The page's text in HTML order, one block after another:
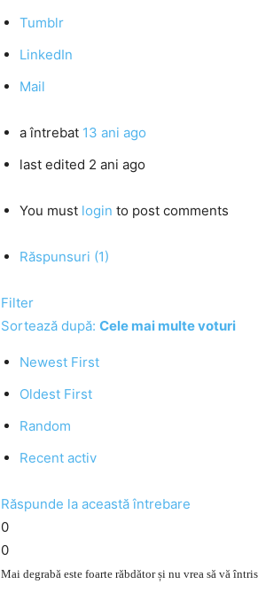
Tumblr
LinkedIn
Mail
a întrebat 13 ani ago
last edited 2 ani ago
You must login to post comments
Răspunsuri (1)
Filter
Sortează după: Cele mai multe voturi
Newest First
Oldest First
Random
Recent activ
Răspunde la această întrebare
0
0
Mai degrabă este foarte răbdător și nu vrea să vă